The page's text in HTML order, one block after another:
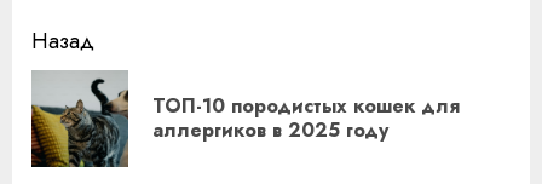
Продолжить
чтение
Назад
ТОП-10 породистых кошек для
аллергиков в 2025 году